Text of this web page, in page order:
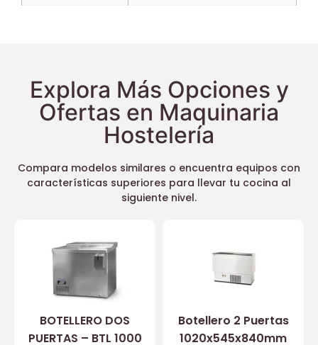
Explora Más Opciones y
Ofertas en Maquinaria
Hostelería
Compara modelos similares o encuentra equipos con
características superiores para llevar tu cocina al
siguiente nivel.
BOTELLERO DOS
PUERTAS – BTL 1000
Botellero 2 Puertas
1020x545x840mm